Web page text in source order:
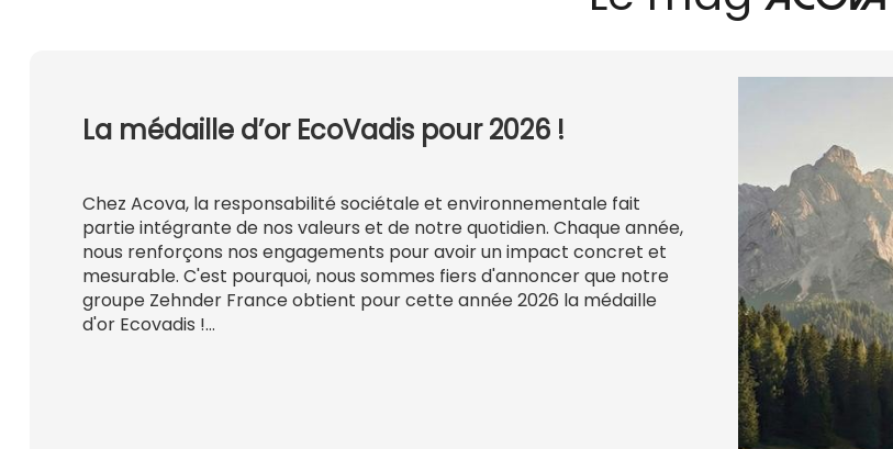
La médaille d’or EcoVadis pour 2026 !
Chez Acova, la responsabilité sociétale et environnementale fait
partie intégrante de nos valeurs et de notre quotidien. Chaque année,
nous renforçons nos engagements pour avoir un impact concret et
mesurable. C'est pourquoi, nous sommes fiers d'annoncer que notre
groupe Zehnder France obtient pour cette année 2026 la médaille
d'or Ecovadis !…